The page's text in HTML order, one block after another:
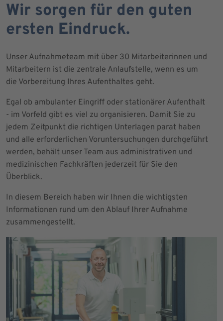
Wir sorgen für den guten
ersten Eindruck.
Unser Aufnahmeteam mit über 30 Mitarbeiterinnen und
Mitarbeitern ist die zentrale Anlaufstelle, wenn es um
die Vorbereitung Ihres Aufenthaltes geht.
Egal ob ambulanter Eingriff oder stationärer Aufenthalt
- im Vorfeld gibt es viel zu organisieren. Damit Sie zu
jedem Zeitpunkt die richtigen Unterlagen parat haben
und alle erforderlichen Voruntersuchungen durchgeführt
werden, behält unser Team aus administrativen und
medizinischen Fachkräften jederzeit für Sie den
Überblick.
In diesem Bereich haben wir Ihnen die wichtigsten
Informationen rund um den Ablauf Ihrer Aufnahme
zusammengestellt.